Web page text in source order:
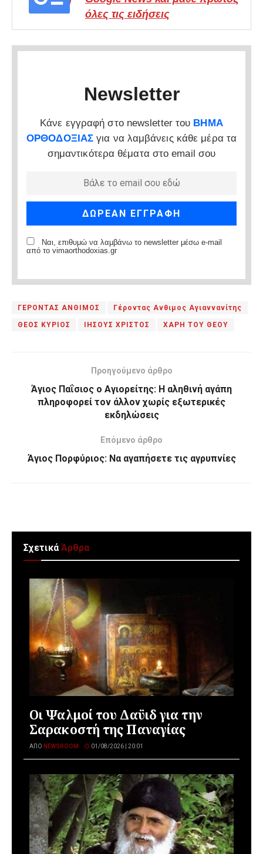
όλες τις ειδήσεις
Newsletter
Κάνε εγγραφή στο newsletter του ΒΗΜΑ
ΟΡΘΟΔΟΞΙΑΣ για να λαμβάνεις κάθε μέρα τα
σημαντικότερα θέματα στο email σου
Ναι, επιθυμώ να λαμβάνω το newsletter μέσω e-mail
από το vimaorthodoxias.gr
ΓΕΡΟΝΤΑΣ ΑΝΘΙΜΟΣ Γέροντας Ανθιμος Αγιαννανίτης
ΘΕΟΣ ΚΥΡΙΟΣ ΙΗΣΟΥΣ ΧΡΙΣΤΟΣ ΧΑΡΗ ΤΟΥ ΘΕΟΥ
Προηγούμενο άρθρο
Άγιος Παΐσιος o Αγιορείτης: Η αληθινή αγάπη
πληροφορεί τον άλλον χωρίς εξωτερικές
εκδηλώσεις
Επόμενο άρθρο
Άγιος Πορφύριος: Να αγαπήσετε τις αγρυπνίες
ΣχετικάΆρθρα
Οι Ψαλμοί του Δαϋιδ για την
Σαρακοστή της Παναγίας
ΑΠΌ NEWSROOM 01/08/2026 | 20:01